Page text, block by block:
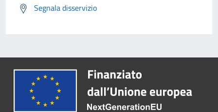
Segnala disservizio